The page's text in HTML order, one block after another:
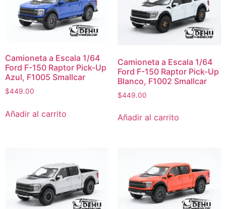
Camioneta a Escala 1/64
Ford F-150 Raptor Pick-Up
Azul, F1005 Smallcar
$449.00
Añadir al carrito
Camioneta a Escala 1/64
Ford F-150 Raptor Pick-Up
Blanco, F1002 Smallcar
$449.00
Añadir al carrito